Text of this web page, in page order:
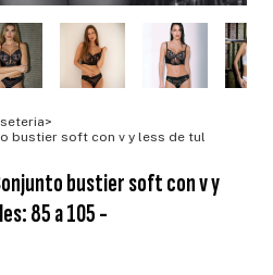
>
bustier soft con v y less de tul
bustier soft con v y
85 a 105 -